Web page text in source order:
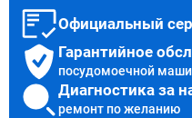
Официальный
Гарантийное
посудомоечной
Диагностика за
ремонт по желанию